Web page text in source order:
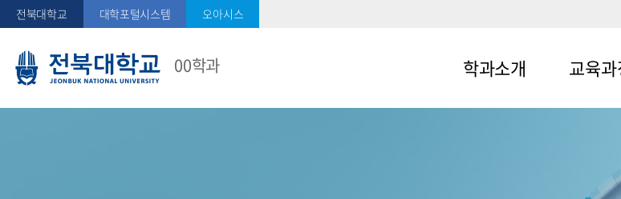
전북대학교 대학포털시스템 오아시스
00학과 학과소개 교육과